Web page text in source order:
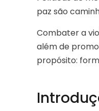
paz são
Combater a
além de
propósito: